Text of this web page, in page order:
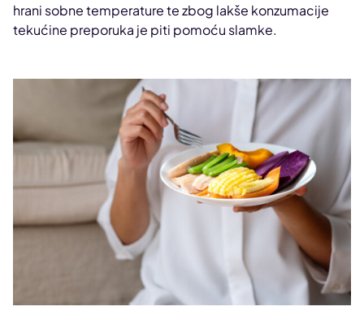
hrani sobne temperature te zbog lakše konzumacije
tekućine preporuka je piti pomoću slamke.